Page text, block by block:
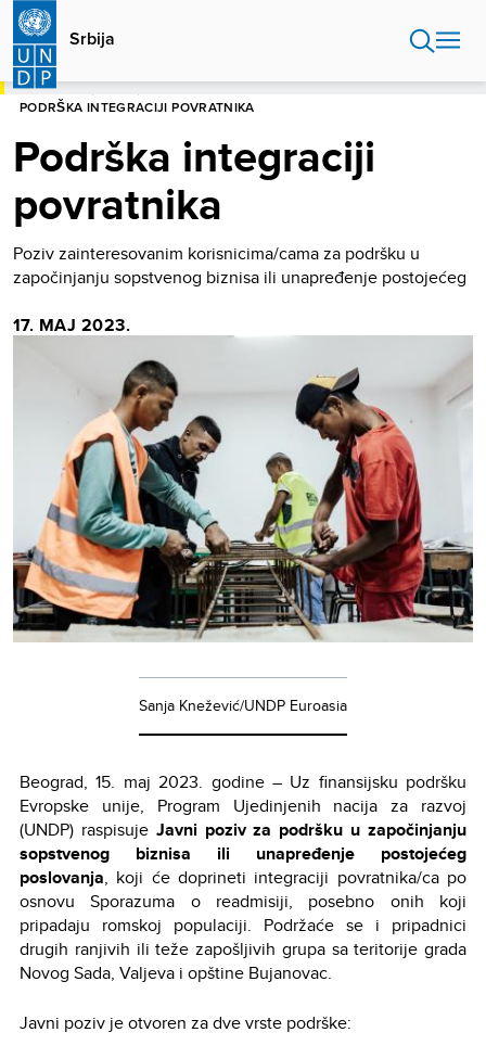
Skip
main
content
Srbija
POČETNA
PODRŠKA INTEGRACIJI POVRATNIKA
Podrška integraciji
povratnika
Poziv zainteresovanim korisnicima/cama za podršku u
započinjanju sopstvenog biznisa ili unapređenje postojećeg
17. МАЈ 2023.
Sanja Knežević/UNDP Euroasia
Beograd, 15. maj 2023. godine – Uz finansijsku podršku
Evropske unije, Program Ujedinjenih nacija za razvoj
(UNDP) raspisuje Javni poziv za podršku u započinjanju
sopstvenog biznisa ili unapređenje postojećeg
poslovanja, koji će doprineti integraciji povratnika/ca po
osnovu Sporazuma o readmisiji, posebno onih koji
pripadaju romskoj populaciji. Podržaće se i pripadnici
drugih ranjivih ili teže zapošljivih grupa sa teritorije grada
Novog Sada, Valjeva i opštine Bujanovac.
Javni poziv je otvoren za dve vrste podrške: